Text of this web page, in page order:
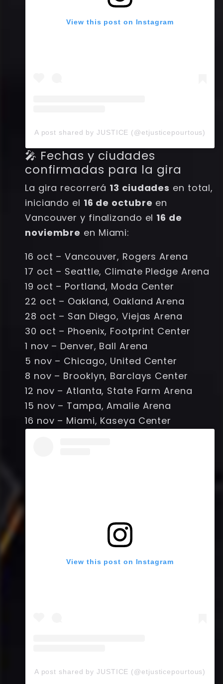
View this post on Instagram
A post shared by JUSTICE (@etjusticepourtous)
🎤 Fechas y ciudades
confirmadas para la gira
La gira recorrerá 13 ciudades en total,
iniciando el 16 de octubre en
Vancouver y finalizando el 16 de
noviembre en Miami:
16 oct – Vancouver, Rogers Arena
17 oct – Seattle, Climate Pledge Arena
19 oct – Portland, Moda Center
22 oct – Oakland, Oakland Arena
28 oct – San Diego, Viejas Arena
30 oct – Phoenix, Footprint Center
1 nov – Denver, Ball Arena
5 nov – Chicago, United Center
8 nov – Brooklyn, Barclays Center
12 nov – Atlanta, State Farm Arena
15 nov – Tampa, Amalie Arena
16 nov – Miami, Kaseya Center
View this post on Instagram
A post shared by JUSTICE (@etjusticepourtous)